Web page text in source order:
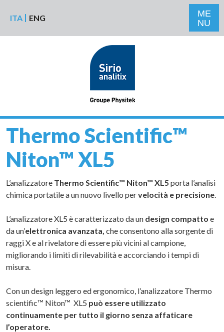
ME
NU
ITA
ENG
Thermo Scientific™
Niton™ XL5
L’analizzatore Thermo Scientific™ Niton™ XL5 porta l’analisi
chimica portatile a un nuovo livello pervelocità e precisione.
L’analizzatore XL5 è caratterizzato da un design compatto e
da un’elettronica avanzata, che consentono alla sorgente di
raggi X e al rivelatore di essere più vicini al campione,
migliorando i limiti di rilevabilità e accorciando i tempi di
misura.
Con un design leggero ed ergonomico, l’analizzatore Thermo
scientific™ Niton™ XL5 può essere utilizzato
continuamente per tutto il giorno senza affaticare
l’operatore.